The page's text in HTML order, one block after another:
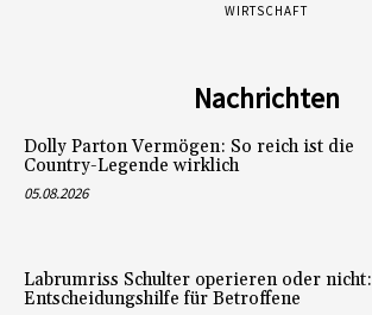
WIRTSCHAFT
Nachrichten
Dolly Parton Vermögen: So reich ist die
Country-Legende wirklich
05.08.2026
Labrumriss Schulter operieren oder nicht:
Entscheidungshilfe für Betroffene